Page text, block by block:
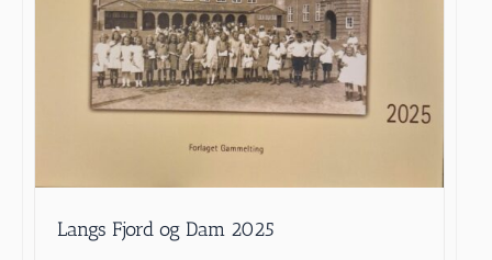
Langs Fjord og Dam 2025